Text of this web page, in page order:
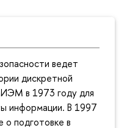
ведет
дискретной
в 1973 году для
информации. В 1997
подготовке в